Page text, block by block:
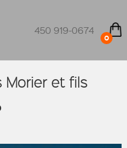
450 919-0674
0
Morier et fils